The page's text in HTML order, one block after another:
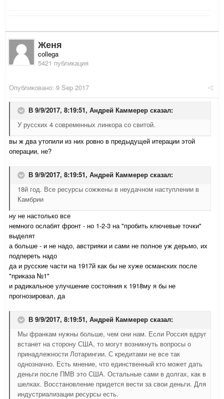
Женя
collega
5421 публикация
Опубликовано: 9 Sep 2017
В 9/9/2017, 8:19:51, Андрей Каммерер сказал:
У русских 4 современных линкора со свитой.
вы ж два утопили из них ровно в предыдущей итерации этой
операции, не?
В 9/9/2017, 8:19:51, Андрей Каммерер сказал:
18й год. Все ресурсы сожжены в неудачном наступлении в
Камбрии
ну не настолько все
немного ослабят фронт - но 1-2-3 на "пробить ключевые точки"
выделят
а больше - и не надо, австрияки и сами не полное уж дерьмо, их
подпереть надо
да и русские части на 1917й как бы не хуже османских после
"приказа №1"
и радикальное улучшение состояния к 1918му я бы не
прогнозировал, да
В 9/9/2017, 8:19:51, Андрей Каммерер сказал:
Мы франкам нужны больше, чем они нам. Если Россия вдруг
встанет на сторону США, то могут возникнуть вопросы о
принадлежности Лотарингии. С кредитами не все так
однозначно. Есть мнение, что единственный кто может дать
деньги после ПМВ это США. Остальные сами в долгах, как в
шелках. Восстановление придется вести за свои деньги. Для
индустриализации ресурсы есть.